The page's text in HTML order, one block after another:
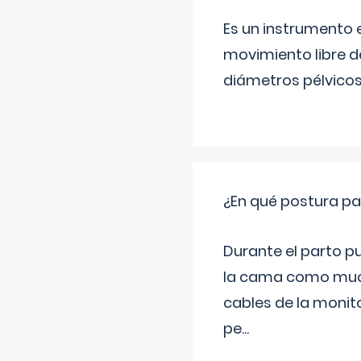
Es un instrumento
movimiento libre
diámetros
¿En qué postura
Durante el parto
la cama como
cables de la
pe...